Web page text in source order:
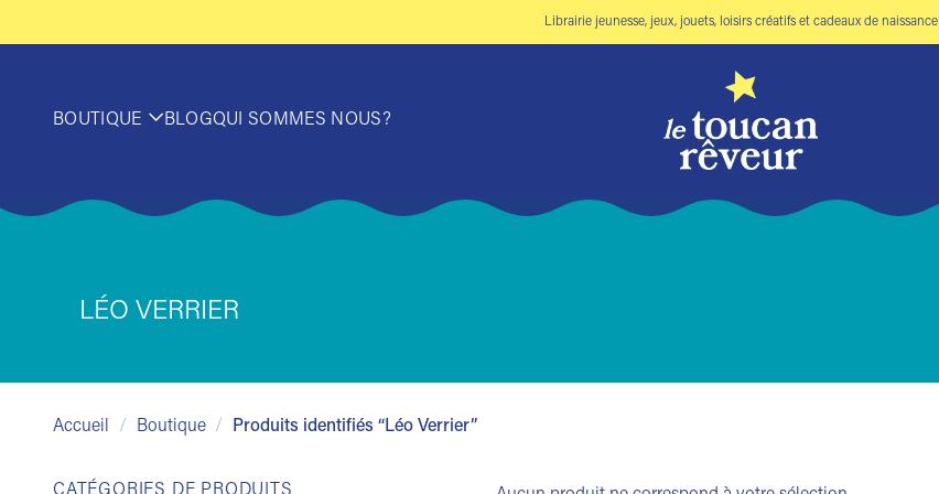
Librairie jeunesse, jeux, jouets, loisirs créatifs et cadeaux de naissance
BOUTIQUE BLOGQUI SOMMES NOUS?
LÉO VERRIER
Accueil / Boutique / Produits identifiés “Léo Verrier”